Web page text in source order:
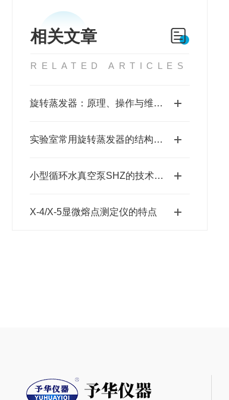
相关文章
RELATED ARTICLES
旋转蒸发器：原理、操作与维护全解析
实验室常用旋转蒸发器的结构分析
小型循环水真空泵SHZ的技术特点
X-4/X-5显微熔点测定仪的特点